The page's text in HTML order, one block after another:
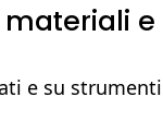
e
e su